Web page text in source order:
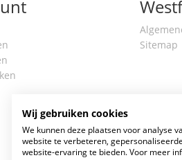
Sitemap
Wij gebruiken cookies
We kunnen deze plaatsen voor analyse
website te verbeteren,
website-ervaring te bieden. Voor meer